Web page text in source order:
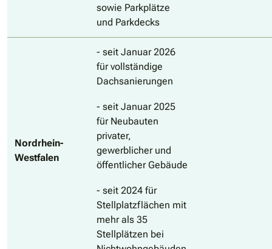
sowie Parkplätze
und Parkdecks
Nordrhein-
Westfalen
- seit Januar 2026
für vollständige
Dachsanierungen
- seit Januar 2025
für Neubauten
privater,
gewerblicher und
öffentlicher Gebäude
- seit 2024 für
Stellplatzflächen mit
mehr als 35
Stellplätzen bei